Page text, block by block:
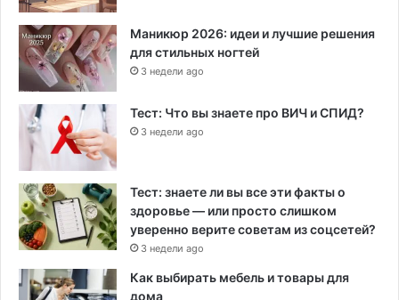
Маникюр 2026: идеи и лучшие решения
для стильных ногтей
3 недели ago
Тест: Что вы знаете про ВИЧ и СПИД?
3 недели ago
Тест: знаете ли вы все эти факты о
здоровье — или просто слишком
уверенно верите советам из соцсетей?
3 недели ago
Как выбирать мебель и товары для
дома